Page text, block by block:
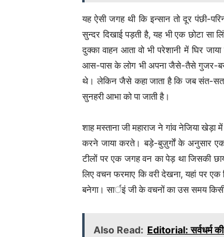
यह ऐसी जगह थी कि इन्सान तो दूर पंछी-
सुन्दर दिखाई पड़ती है, यह भी एक छोटा सा
दुक्का वाहन आता वो भी परेशानी में घिर
आस-पास के लोग भी अपना जैसे-तैसे गुजर-बसर
थे। लेकिन जैसे कहा जाता है कि जब संत-
सुनहरी आभा को पा जाती है।
शाह मस्ताना जी महाराज ने गांव नेजिया खेड़ा
करने जाया करते। बड़े-बुज़ुर्गाें के अनुसार
टीलों पर एक जगह वन का पेड़ था जिसकी
लिए वचन फरमाए कि वरी देखना, यहां पर
बनेगा। सार्इं जी के वचनों का उस समय
Also Read: Editorial: सर्वधर्म